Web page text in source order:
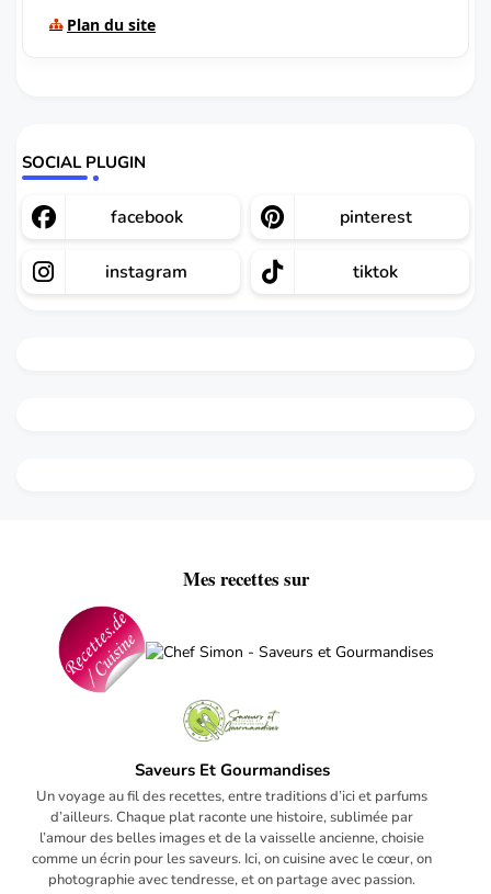
Plan du site
SOCIAL PLUGIN
facebook pinterest
instagram tiktok
Mes recettes sur
Saveurs Et Gourmandises
Un voyage au fil des recettes, entre traditions d’ici et parfums
d’ailleurs. Chaque plat raconte une histoire, sublimée par
l’amour des belles images et de la vaisselle ancienne, choisie
comme un écrin pour les saveurs. Ici, on cuisine avec le cœur, on
photographie avec tendresse, et on partage avec passion.